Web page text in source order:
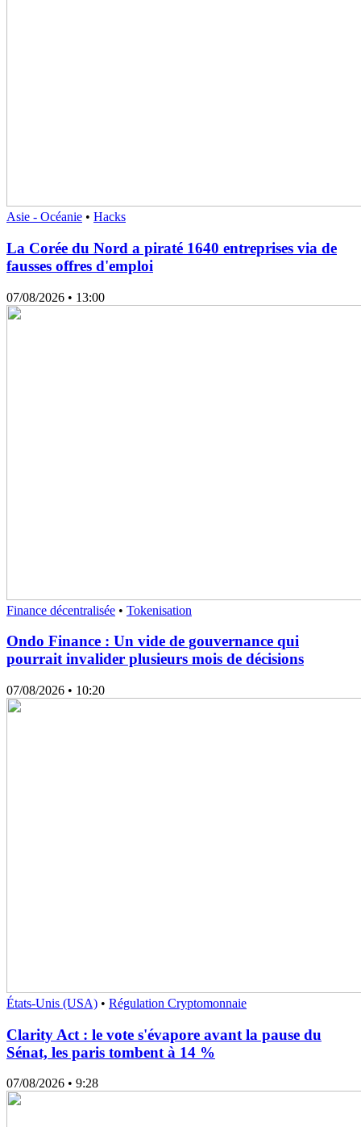
Asie - Océanie • Hacks
La Corée du Nord a piraté 1640 entreprises via de
fausses offres d'emploi
07/08/2026 • 13:00
Finance décentralisée • Tokenisation
Ondo Finance : Un vide de gouvernance qui
pourrait invalider plusieurs mois de décisions
07/08/2026 • 10:20
États-Unis (USA) • Régulation Cryptomonnaie
Clarity Act : le vote s'évapore avant la pause du
Sénat, les paris tombent à 14 %
07/08/2026 • 9:28